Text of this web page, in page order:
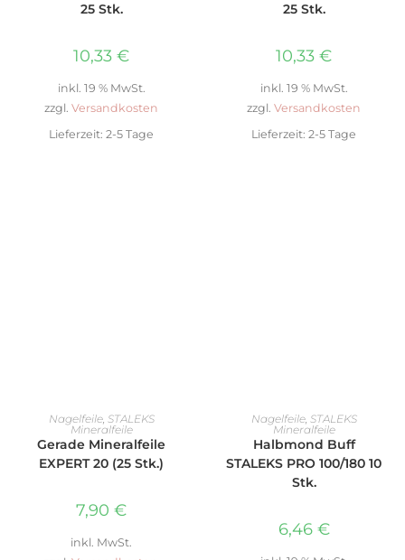
25 Stk.
10,33 €
inkl. 19 % MwSt.
zzgl. Versandkosten
Lieferzeit: 2-5 Tage
25 Stk.
10,33 €
inkl. 19 % MwSt.
zzgl. Versandkosten
Lieferzeit: 2-5 Tage
AUSFÜHRUNG WÄHLEN
Nagelfeile, STALEKS
Mineralfeile
Gerade Mineralfeile
EXPERT 20 (25 Stk.)
7,90 €
inkl. MwSt.
IN DEN WARENKORB
Nagelfeile, STALEKS
Mineralfeile
Halbmond Buff
STALEKS PRO 100/180 10
Stk.
6,46 €